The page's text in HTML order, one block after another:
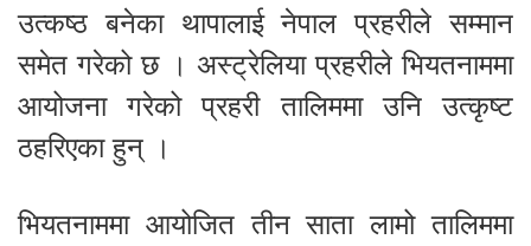
उत्कष्ठ बनेका थापालाई नेपाल प्रहरीले सम्मान
समेत गरेको छ । अस्ट्रेलिया प्रहरीले भियतनाममा
आयोजना गरेको प्रहरी तालिममा उनि उत्कृष्ट
ठहरिएका हुन् ।
भियतनाममा आयोजित तीन साता लामो तालिममा